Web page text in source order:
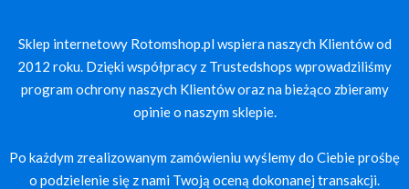
Sklep internetowy Rotomshop.pl wspiera naszych Klientów od
2012 roku. Dzięki współpracy z Trustedshops wprowadziliśmy
program ochrony naszych Klientów oraz na bieżąco zbieramy
opinie o naszym sklepie.
Po każdym zrealizowanym zamówieniu wyślemy do Ciebie prośbę
o podzielenie się z nami Twoją oceną dokonanej transakcji.